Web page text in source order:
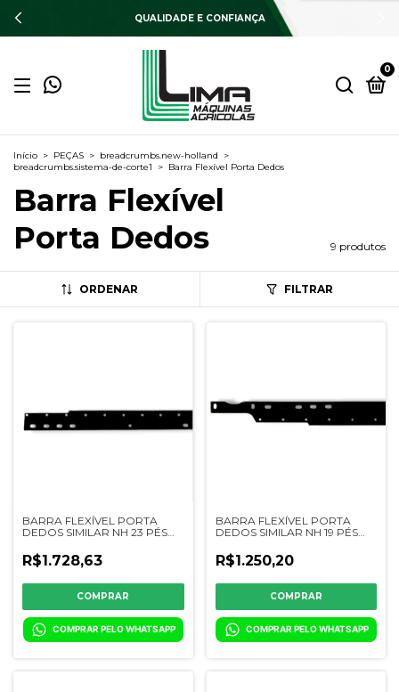
QUALIDADE E CONFIANÇA
0
Início > PEÇAS > breadcrumbs.new-holland
>
breadcrumbs.sistema-de-corte1
> Barra Flexível Porta Dedos
Barra Flexível
Porta Dedos
9 produtos
ORDENAR FILTRAR
BARRA FLEXÍVEL PORTA
DEDOS SIMILAR NH 23 PÉS
84998683 / 0346-01
R$1.728,63
COMPRAR PELO WHATSAPP
BARRA FLEXÍVEL PORTA
DEDOS SIMILAR NH 19 PÉS
84995484/0345-01
R$1.250,20
COMPRAR PELO WHATSAPP